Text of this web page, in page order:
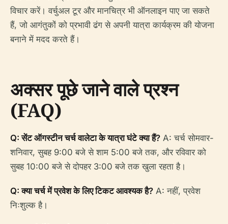
विचार करें। वर्चुअल टूर और मानचित्र भी ऑनलाइन पाए जा सकते
हैं, जो आगंतुकों को प्रभावी ढंग से अपनी यात्रा कार्यक्रम की योजना
बनाने में मदद करते हैं।
अक्सर पूछे जाने वाले प्रश्न
(FAQ)
Q: सेंट ऑगस्टीन चर्च वालेटा के यात्रा घंटे क्या हैं? A: चर्च सोमवार-
शनिवार, सुबह 9:00 बजे से शाम 5:00 बजे तक, और रविवार को
सुबह 10:00 बजे से दोपहर 3:00 बजे तक खुला रहता है।
Q: क्या चर्च में प्रवेश के लिए टिकट आवश्यक है? A: नहीं, प्रवेश
निःशुल्क है।